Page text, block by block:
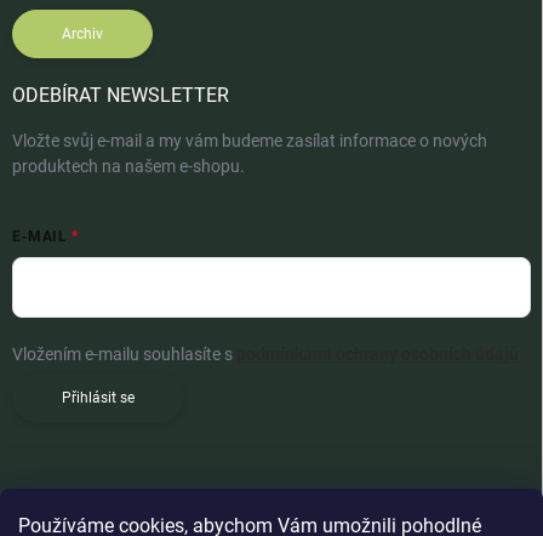
Používáme cookies, abychom Vám umožnili pohodlné
Archiv
ODEBÍRAT NEWSLETTER
Vložte svůj e-mail a my vám budeme zasílat informace o nových
produktech na našem e-shopu.
E-MAIL
Vložením e-mailu souhlasíte s
Přihlásit se